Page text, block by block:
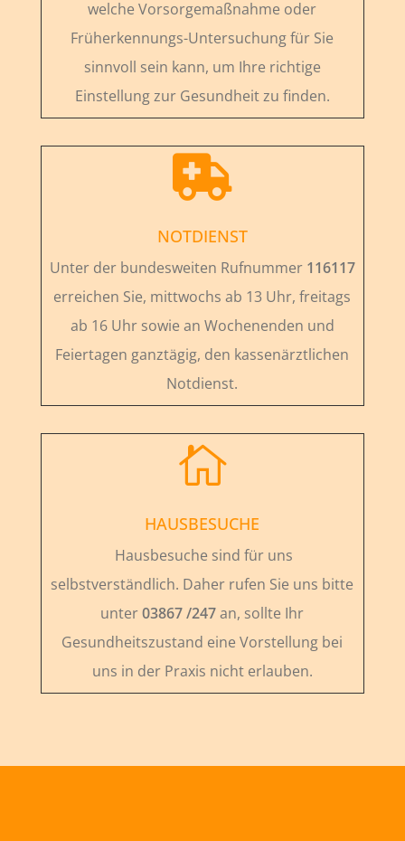
welche Vorsorgemaßnahme oder
Früherkennungs-Untersuchung für Sie
sinnvoll sein kann, um Ihre richtige
Einstellung zur Gesundheit zu finden.

NOTDIENST
Unter der bundesweiten Rufnummer 116117
erreichen Sie, mittwochs ab 13 Uhr, freitags
ab 16 Uhr sowie an Wochenenden und
Feiertagen ganztägig, den kassenärztlichen
Notdienst.

HAUSBESUCHE
Hausbesuche sind für uns
selbstverständlich. Daher rufen Sie uns bitte
unter03867 /247an, sollte Ihr
Gesundheitszustand eine Vorstellung bei
uns in der Praxis nicht erlauben.